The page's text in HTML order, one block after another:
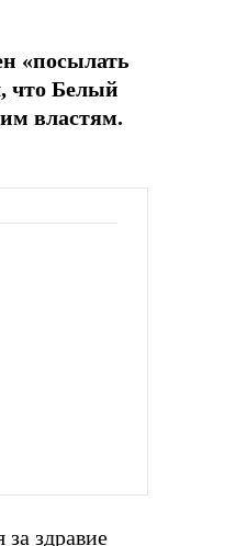
«посылать
что Белый
властям.
здравие